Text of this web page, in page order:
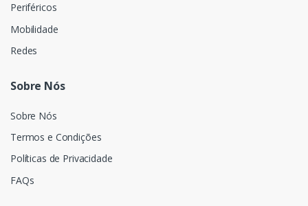
Periféricos
Mobilidade
Redes
Sobre Nós
Sobre Nós
Termos e Condições
Políticas de Privacidade
FAQs